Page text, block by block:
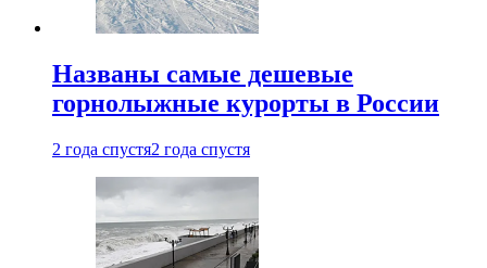
Названы самые дешевые
горнолыжные курорты в России
2 года спустя2 года спустя